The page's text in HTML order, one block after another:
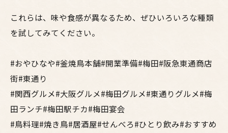
これらは、味や食感が異なるため、ぜひいろいろな種類
を試してみてください。
#おやひなや#釜焼鳥本舗#開業準備#梅田#阪急東通商店
街#東通り
#関西グルメ#大阪グルメ#梅田グルメ#東通りグルメ#梅
田ランチ#梅田駅チカ#梅田宴会
#鳥料理#焼き鳥#居酒屋#せんべろ#ひとり飲み#おすすめ